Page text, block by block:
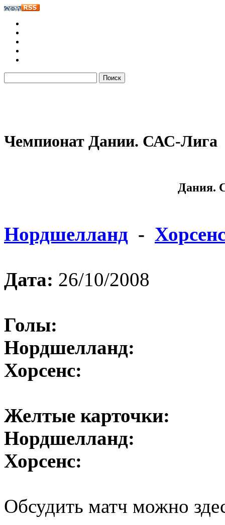
Чемпионат Дании. САС-Лига
Дания.
Нордшелланд -
Дата: 26/10/2008
Голы:
Нордшелланд:
Хорсенс:
Желтые карточки:
Нордшелланд:
Хорсенс:
Обсудить матч можно